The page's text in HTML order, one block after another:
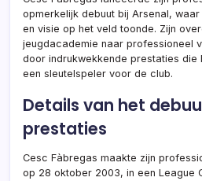
opmerkelijk debuut bij Arsenal,
en visie op het veld toonde. Zijn
jeugdacademie naar professioneel
door indrukwekkende prestaties die
een sleutelspeler voor de club.
Details van het
prestaties
Cesc Fàbregas maakte zijn
op 28 oktober 2003, in een League